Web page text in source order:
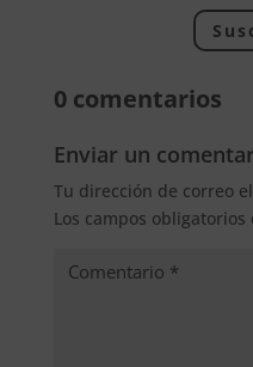
0 comentarios
Enviar un
Tu dirección de correo
Los campos